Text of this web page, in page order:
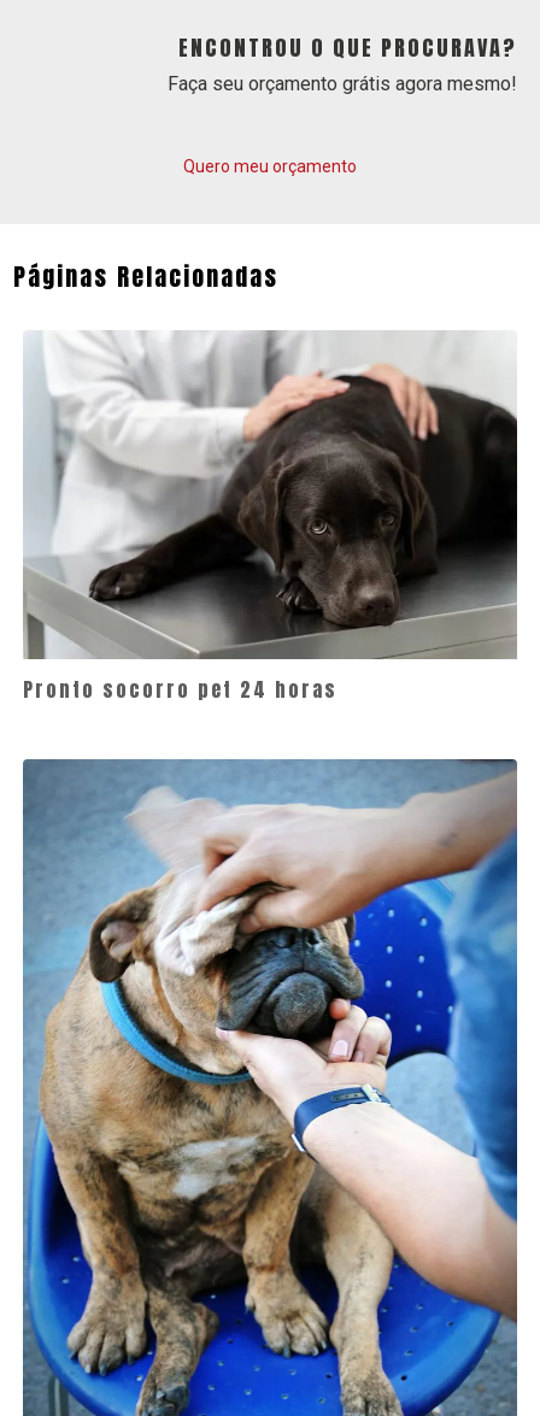
ENCONTROU O QUE PROCURAVA?
Faça seu orçamento grátis agora mesmo!
Quero meu orçamento
Páginas Relacionadas
Pronto socorro pet 24 horas